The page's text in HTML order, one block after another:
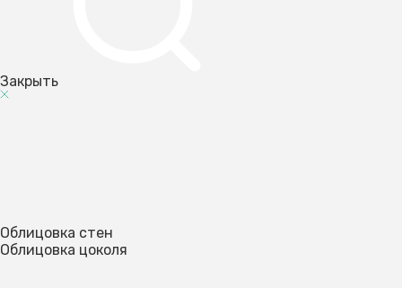
Закрыть
Облицовка стен
Облицовка цоколя